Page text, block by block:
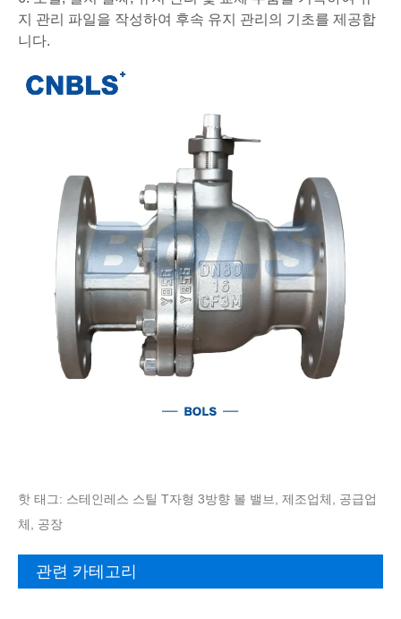
지 관리 파일을 작성하여 후속 유지 관리의 기초를 제공합
니다.
핫 태그: 스테인레스 스틸 T자형 3방향 볼 밸브, 제조업체, 공급업
체, 공장
관련 카테고리